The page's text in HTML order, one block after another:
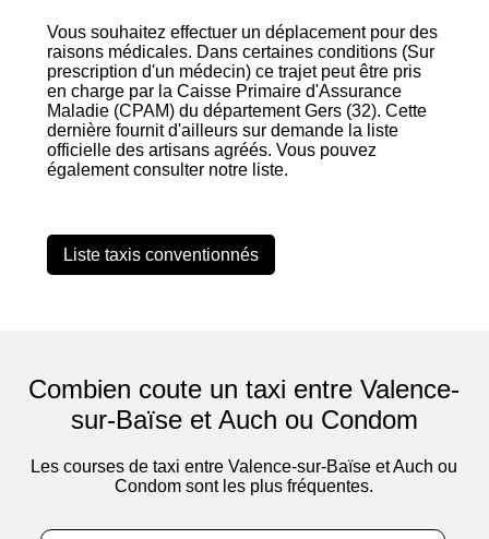
Vous souhaitez effectuer un déplacement pour des
raisons médicales. Dans certaines conditions (Sur
prescription d'un médecin) ce trajet peut être pris
en charge par la Caisse Primaire d'Assurance
Maladie (CPAM) du département Gers (32). Cette
dernière fournit d'ailleurs sur demande la liste
officielle des artisans agréés. Vous pouvez
également consulter notre liste.
Liste taxis conventionnés
Combien coute un taxi entre Valence-
sur-Baïse et Auch ou Condom
Les courses de taxi entre Valence-sur-Baïse et Auch ou
Condom sont les plus fréquentes.